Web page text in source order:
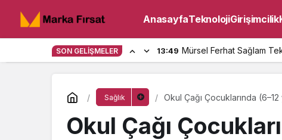
AnasayfaTeknolojiGirişimcilik
SON GELIŞMELER 13:49 Mürsel Ferhat Sağlam
Sağlık Okul Çağı Çocuklarında
Okul Çağı